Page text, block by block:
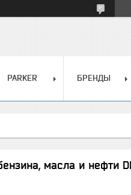
PARKER БРЕНДЫ
масла и нефти